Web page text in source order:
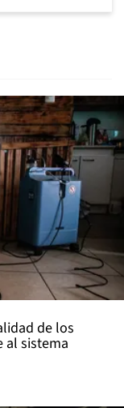
de los
al sistema